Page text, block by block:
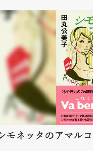
モネッタのアマル